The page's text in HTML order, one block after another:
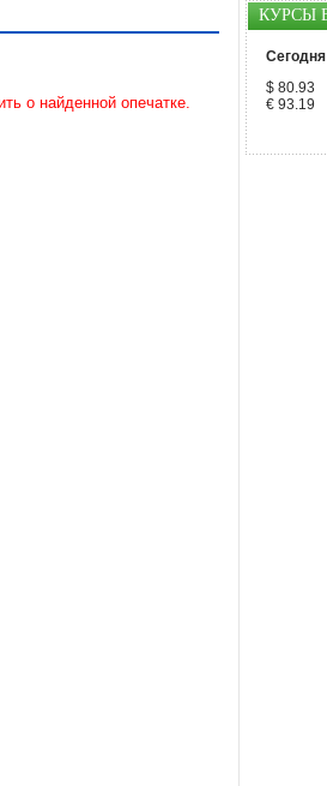
КУРСЫ
Сегодня
$ 80.93
€ 93.19